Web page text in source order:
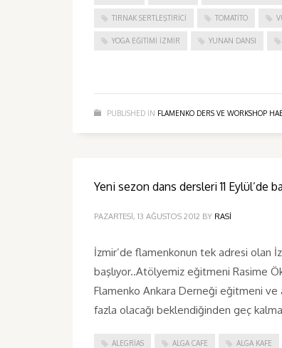
TIRNAK SERTLEŞTIRICI TOMATITO
YOGA EĞITIMI İZMIR YUNAN DANSI
PUBLISHED IN FLAMENKO DERS VE WORKSHOP
Yeni sezon dans dersleri 11 Eylül’de
PAZARTESI, 13 AĞUSTOS 2012 BY RASI
İzmir’de flamenkonun tek adresi olan
başlıyor..Atölyemiz eğitmeni Rasime
Flamenko Ankara Derneği eğitmeni ve
fazla olacağı beklendiğinden geç
ALEGRIAS ALGA CAFE ALGA KAFE